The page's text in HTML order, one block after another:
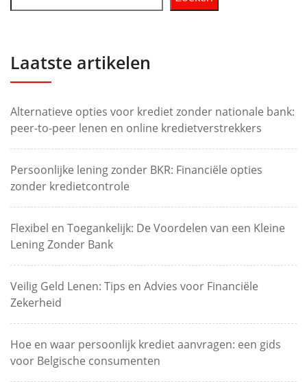
Laatste artikelen
Alternatieve opties voor krediet zonder nationale bank:
peer-to-peer lenen en online kredietverstrekkers
Persoonlijke lening zonder BKR: Financiële opties
zonder kredietcontrole
Flexibel en Toegankelijk: De Voordelen van een Kleine
Lening Zonder Bank
Veilig Geld Lenen: Tips en Advies voor Financiële
Zekerheid
Hoe en waar persoonlijk krediet aanvragen: een gids
voor Belgische consumenten